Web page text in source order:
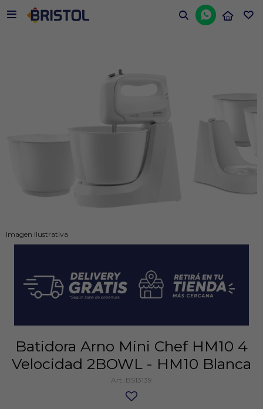


Imagen Ilustrativa
Batidora Arno Mini Chef HM10 4
Velocidad 2BOWL - HM10 Blanca
BS13139